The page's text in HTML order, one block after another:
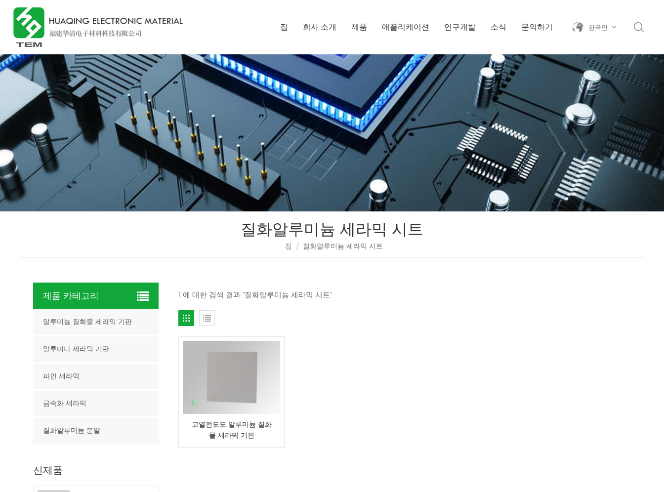
집 회사 소개 제품 애플리케이션 연구개발 소식 문의하기 한국인
질화알루미늄 세라믹 시트
집 / 질화알루미늄 세라믹 시트
1 에 대한 검색 결과 "질화알루미늄 세라믹 시트"
고열전도도 알루미늄 질화
물 세라믹 기판
제품 카테고리
알루미늄 질화물 세라믹 기판
알루미나 세라믹 기판
파인 세라믹
금속화 세라믹
질화알루미늄 분말
신제품